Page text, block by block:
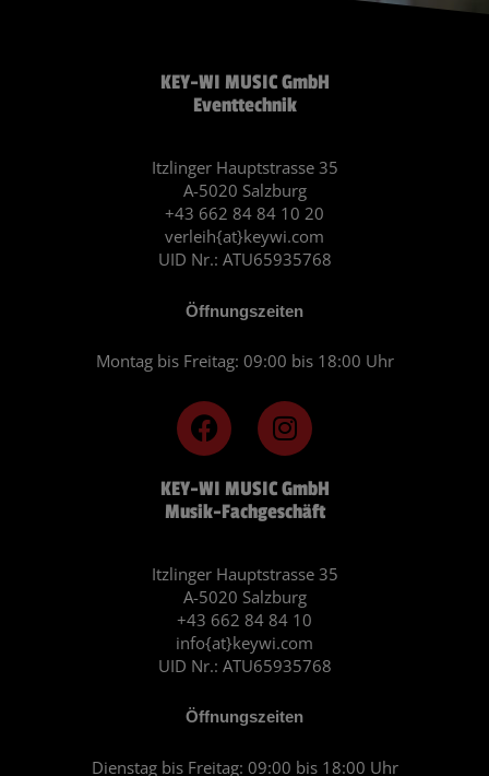
KEY-WI MUSIC GmbH
Musik-Fachgeschäft
Itzlinger Hauptstrasse 35
A-5020 Salzburg
+43 662 84 84 10
info{at}keywi.com
UID Nr.: ATU65935768
Öffnungszeiten
Dienstag bis Freitag: 09:00 bis 18:00 Uhr
F
a
c
e
b
o
k
I
n
s
t
a
r
a
m
KEY-WI MUSIC GmbH
Eventtechnik
Itzlinger Hauptstrasse 35
A-5020 Salzburg
+43 662 84 84 10 20
verleih{at}keywi.com
UID Nr.: ATU65935768
Öffnungszeiten
Montag bis Freitag: 09:00 bis 18:00 Uhr